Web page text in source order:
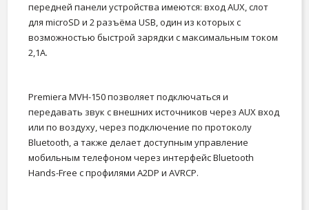
передней панели устройства имеются: вход AUX, слот
для microSD и 2 разъёма USB, один из которых с
возможностью быстрой зарядки с максимальным током
2,1А.
Premiera MVH-150 позволяет подключаться и
передавать звук с внешних источников через AUX вход
или по воздуху, через подключение по протоколу
Bluetooth, а также делает доступным управление
мобильным телефоном через интерфейс Bluetooth
Hands-Free с профилями A2DP и AVRCP.